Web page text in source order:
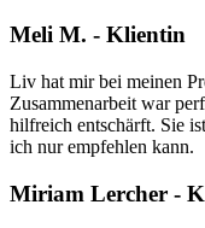
Meli M. - Klientin
Liv hat mir bei meinen
Zusammenarbeit war
hilfreich entschärft. Sie
ich nur empfehlen kann.
Miriam Lercher -